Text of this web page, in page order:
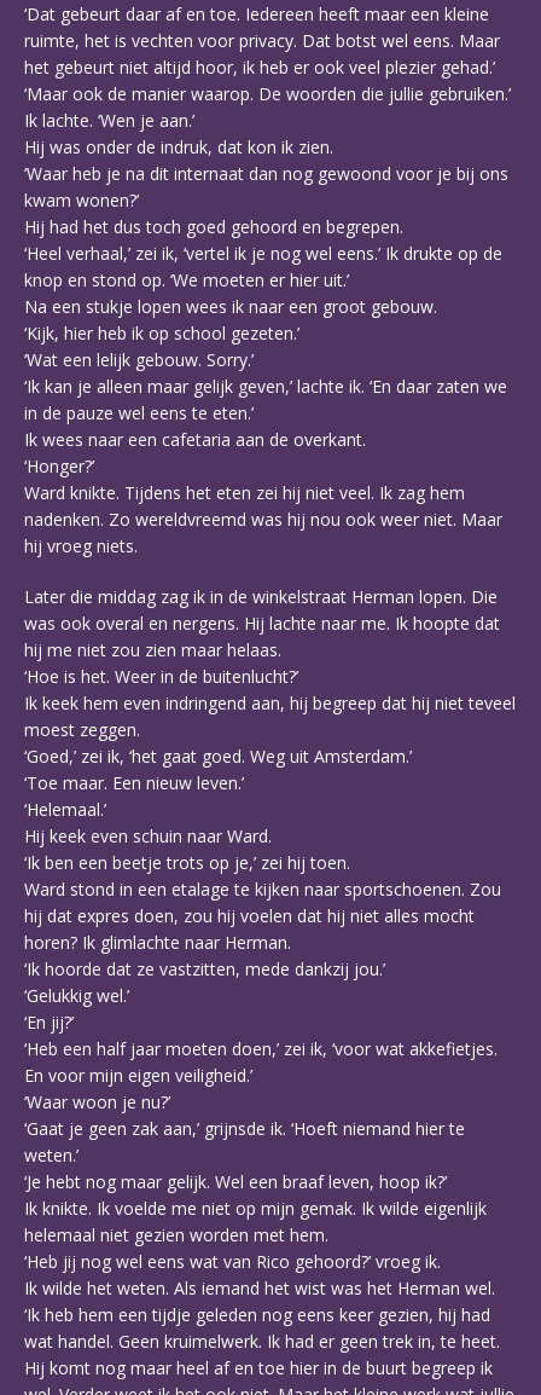
‘Dat gebeurt daar af en toe. Iedereen heeft maar een kleine
ruimte, het is vechten voor privacy. Dat botst wel eens. Maar
het gebeurt niet altijd hoor, ik heb er ook veel plezier gehad.’
‘Maar ook de manier waarop. De woorden die jullie gebruiken.’
Ik lachte. ‘Wen je aan.’
Hij was onder de indruk, dat kon ik zien.
‘Waar heb je na dit internaat dan nog gewoond voor je bij ons
kwam wonen?’
Hij had het dus toch goed gehoord en begrepen.
‘Heel verhaal,’ zei ik, ‘vertel ik je nog wel eens.’ Ik drukte op de
knop en stond op. ‘We moeten er hier uit.’
Na een stukje lopen wees ik naar een groot gebouw.
‘Kijk, hier heb ik op school gezeten.’
‘Wat een lelijk gebouw. Sorry.’
‘Ik kan je alleen maar gelijk geven,’ lachte ik. ‘En daar zaten we
in de pauze wel eens te eten.’
Ik wees naar een cafetaria aan de overkant.
‘Honger?’
Ward knikte. Tijdens het eten zei hij niet veel. Ik zag hem
nadenken. Zo wereldvreemd was hij nou ook weer niet. Maar
hij vroeg niets.
Later die middag zag ik in de winkelstraat Herman lopen. Die
was ook overal en nergens. Hij lachte naar me. Ik hoopte dat
hij me niet zou zien maar helaas.
‘Hoe is het. Weer in de buitenlucht?’
Ik keek hem even indringend aan, hij begreep dat hij niet teveel
moest zeggen.
‘Goed,’ zei ik, ‘het gaat goed. Weg uit Amsterdam.’
‘Toe maar. Een nieuw leven.’
‘Helemaal.’
Hij keek even schuin naar Ward.
‘Ik ben een beetje trots op je,’ zei hij toen.
Ward stond in een etalage te kijken naar sportschoenen. Zou
hij dat expres doen, zou hij voelen dat hij niet alles mocht
horen? Ik glimlachte naar Herman.
‘Ik hoorde dat ze vastzitten, mede dankzij jou.’
‘Gelukkig wel.’
‘En jij?’
‘Heb een half jaar moeten doen,’ zei ik, ‘voor wat akkefietjes.
En voor mijn eigen veiligheid.’
‘Waar woon je nu?’
‘Gaat je geen zak aan,’ grijnsde ik. ‘Hoeft niemand hier te
weten.’
‘Je hebt nog maar gelijk. Wel een braaf leven, hoop ik?’
Ik knikte. Ik voelde me niet op mijn gemak. Ik wilde eigenlijk
helemaal niet gezien worden met hem.
‘Heb jij nog wel eens wat van Rico gehoord?’ vroeg ik.
Ik wilde het weten. Als iemand het wist was het Herman wel.
‘Ik heb hem een tijdje geleden nog eens keer gezien, hij had
wat handel. Geen kruimelwerk. Ik had er geen trek in, te heet.
Hij komt nog maar heel af en toe hier in de buurt begreep ik